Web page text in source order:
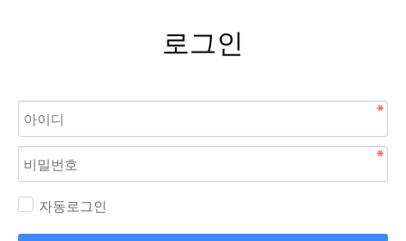
로그인
자동로그인